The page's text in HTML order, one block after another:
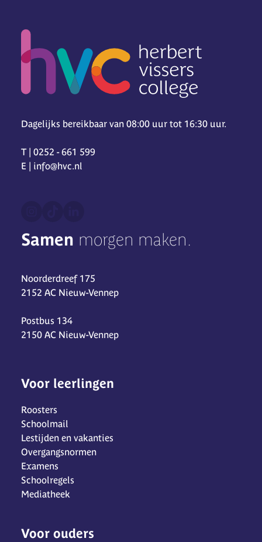
Dagelijks bereikbaar van 08:00 uur tot 16:30 uur.
T | 0252 - 661 599
E | info@hvc.nl
Samen morgen maken.
Noorderdreef 175
2152 AC Nieuw-Vennep
Postbus 134
2150 AC Nieuw-Vennep
Voor leerlingen
Roosters
Schoolmail
Lestijden en vakanties
Overgangsnormen
Examens
Schoolregels
Mediatheek
Voor ouders